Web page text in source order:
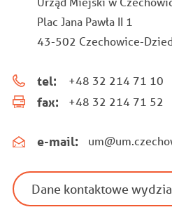
Plac Jana Pawła II 1
43-502 Czechowice-
tel: +48 32 214 71 10
fax: +48 32 214 71 52
e-mail:
Dane kontaktowe